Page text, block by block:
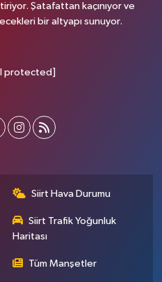
Şatafattan kaçınıyor ve
bir altyapı sunuyor.
protected]
Siirt Hava Durumu
Siirt Trafik Yoğunluk
Haritası
Tüm Manşetler